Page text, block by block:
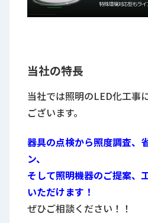
当社の特長
当社では照明のLED化工事
ございます。
器具の点検から照度調査、
ン、
そして照明機器のご提案、
いただけます！
ぜひご相談ください！！